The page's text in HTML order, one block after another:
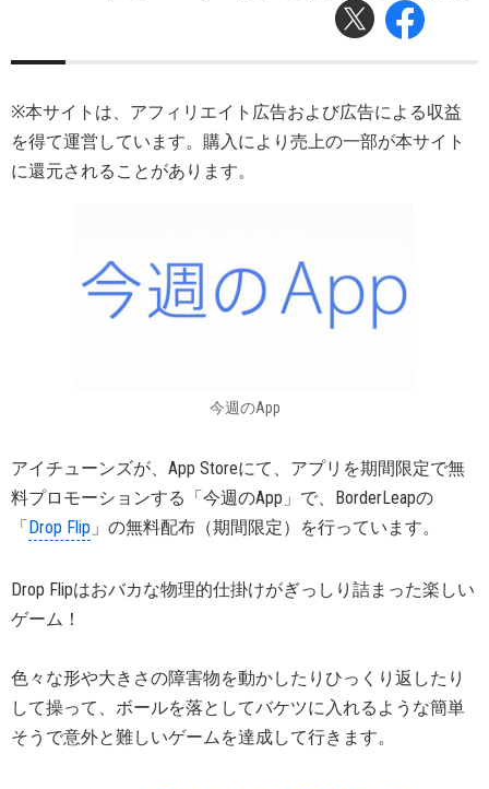
※本サイトは、アフィリエイト広告および広告による収益
を得て運営しています。購入により売上の一部が本サイト
に還元されることがあります。
今週のApp
アイチューンズが、App Storeにて、アプリを期間限定で無
料プロモーションする「今週のApp」で、BorderLeapの
「Drop Flip 」の無料配布（期間限定）を行っています。
Drop Flipはおバカな物理的仕掛けがぎっしり詰まった楽しい
ゲーム！
色々な形や大きさの障害物を動かしたりひっくり返したり
して操って、ボールを落としてバケツに入れるような簡単
そうで意外と難しいゲームを達成して行きます。